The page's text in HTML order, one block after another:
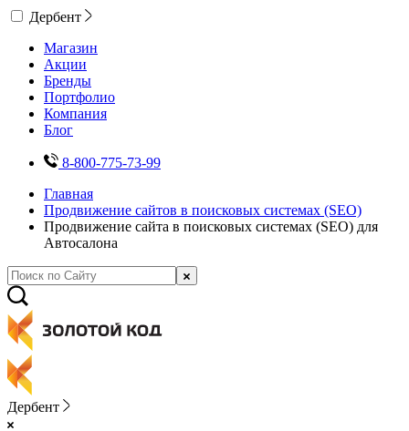
Дербент
Магазин
Акции
Бренды
Портфолио
Компания
Блог
8-800-775-73-99
Главная
Продвижение сайтов в поисковых системах (SEO)
Продвижение сайта в поисковых системах (SEO) для
Автосалона
Дербент